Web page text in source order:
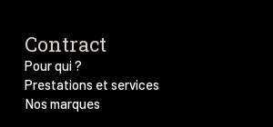
Contract
Pour qui ?
Prestations et services
Nos marques